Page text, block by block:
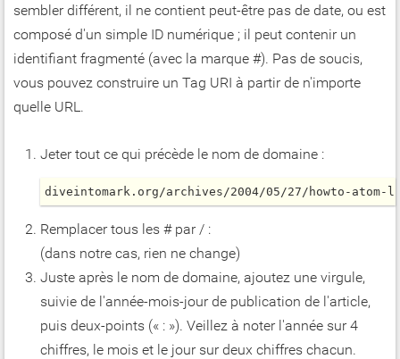
sembler différent, il ne contient peut-être pas de date, ou est
composé d'un simple ID numérique ; il peut contenir un
identifiant fragmenté (avec la marque #). Pas de soucis,
vous pouvez construire un Tag URI à partir de n'importe
quelle URL.
Jeter tout ce qui précède le nom de domaine :
diveintomark.org/archives/2004/05/27/howto-atom-
Remplacer tous les # par / :
(dans notre cas, rien ne change)
Juste après le nom de domaine, ajoutez une virgule,
suivie de l'année-mois-jour de publication de l'article,
puis deux-points (« : »). Veillez à noter l'année sur 4
chiffres, le mois et le jour sur deux chiffres chacun.